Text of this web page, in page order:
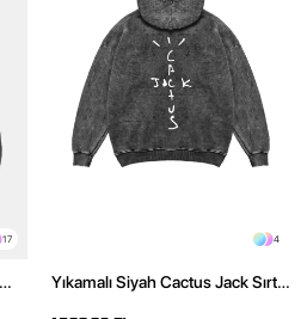
17 4
Yıkamalı Siyah Cactus Jack Sırt